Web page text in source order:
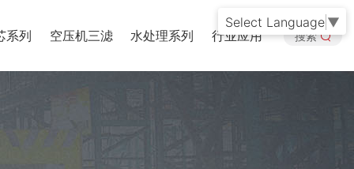
系列 空压机三滤 水处理系列 行业应用 搜索
Select Language ▼